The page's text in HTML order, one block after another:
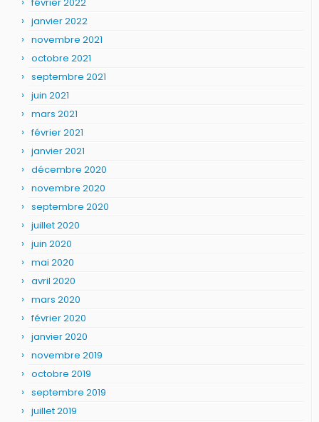
janvier 2022
novembre 2021
octobre 2021
septembre 2021
juin 2021
mars 2021
février 2021
janvier 2021
décembre 2020
novembre 2020
septembre 2020
juillet 2020
juin 2020
mai 2020
avril 2020
mars 2020
février 2020
janvier 2020
novembre 2019
octobre 2019
septembre 2019
juillet 2019